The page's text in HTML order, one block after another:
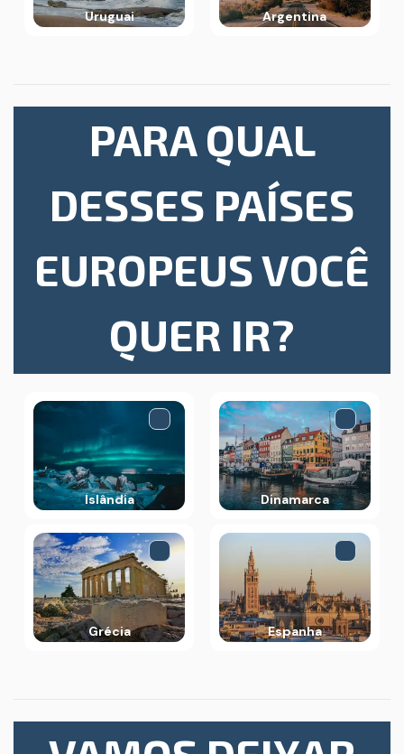
Uruguai Argentina
PARA QUAL
DESSES PAÍSES
EUROPEUS VOCÊ
QUER IR?
Islândia Dinamarca
Grécia Espanha